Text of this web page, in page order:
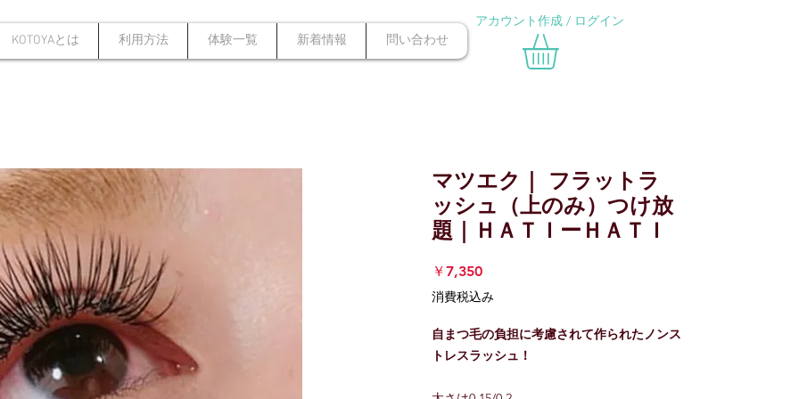
KOTOYAとは 利用方法 体験一覧 新着情報 問い合わせ
アカウント作成 / ログイン
マツエク｜ フラットラ
ッシュ（上のみ）つけ放
題｜ＨＡＴＩーＨＡＴＩ
￥7,350価
格
消費税込み
自まつ毛の負担に考慮されて作られたノンス
トレスラッシュ！